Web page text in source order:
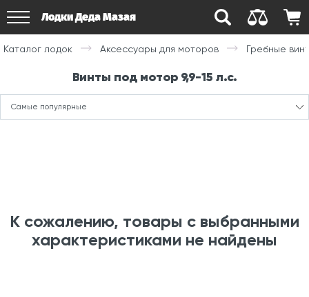
Лодки Деда Мазая
Каталог лодок Аксессуары для моторов Гребные
Винты под мотор 9,9-15 л.с.
Самые популярные
К сожалению, товары с выбранными
характеристиками не найдены